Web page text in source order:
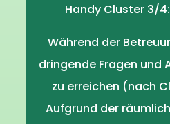
Handy Cluster 3/4:
Während der
dringende Fragen und
zu erreichen (nach
Aufgrund der